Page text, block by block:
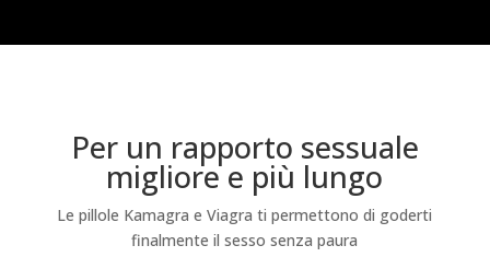
Per un rapporto sessuale
migliore e più lungo
Le pillole Kamagra e Viagra ti permettono di goderti
finalmente il sesso senza paura